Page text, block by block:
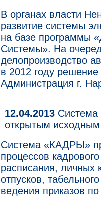
В органах власти
развитие системы
на базе программы
Системы». На
делопроизводство
в 2012 году
Администрация г.
12.04.2013 Система
открытым
Система «КАДРЫ»
процессов
расписания, личных
отпусков,
ведения приказов